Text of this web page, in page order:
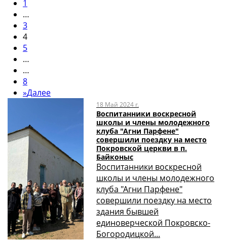
1
…
3
4
5
…
…
8
»Далее
18 Май 2024 г.
Воспитанники воскресной
школы и члены молодежного
клуба "Агни Парфене"
совершили поездку на место
Покровской церкви в п.
Байконыс
Воспитанники воскресной
школы и члены молодежного
клуба "Агни Парфене"
совершили поездку на место
здания бывшей
единоверческой Покровско-
Богородицкой...